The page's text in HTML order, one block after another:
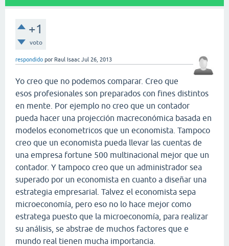
+1
voto
respondido por Raul Isaac Jul 26, 2013
Yo creo que no podemos comparar. Creo que
esos profesionales son preparados con fines distintos
en mente. Por ejemplo no creo que un contador
pueda hacer una projección macreconómica basada en
modelos econometricos que un economista. Tampoco
creo que un economista pueda llevar las cuentas de
una empresa fortune 500 multinacional mejor que un
contador. Y tampoco creo que un administrador sea
superado por un economista en cuanto a diseñar una
estrategia empresarial. Talvez el economista sepa
microeconomía, pero eso no lo hace mejor como
estratega puesto que la microeconomía, para realizar
su análisis, se abstrae de muchos factores que e
mundo real tienen mucha importancia.